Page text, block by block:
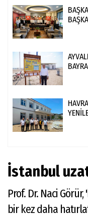
İstanbul
Prof. Dr. Naci
bir kez daha